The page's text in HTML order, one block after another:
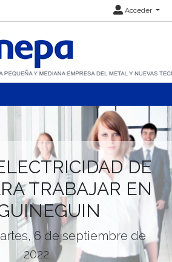
Acceder
DE
TRABAJAR EN
6 de septiembre de
2022